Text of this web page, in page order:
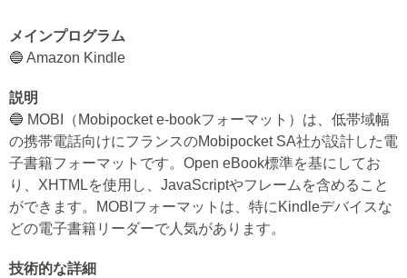
メインプログラム
🔵 Amazon Kindle
説明
🔵 MOBI（Mobipocket e-bookフォーマット）は、低帯域幅
の携帯電話向けにフランスのMobipocket SA社が設計した電
子書籍フォーマットです。Open eBook標準を基にしてお
り、XHTMLを使用し、JavaScriptやフレームを含めること
ができます。MOBIフォーマットは、特にKindleデバイスな
どの電子書籍リーダーで人気があります。
技術的な詳細